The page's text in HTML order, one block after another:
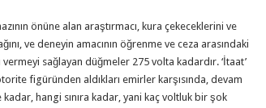
önüne alan araştırmacı, kura çekeceklerini ve
ve deneyin amacının öğrenme ve ceza arasındaki
sağlayan düğmeler 275 volta kadardır. ‘İtaat’
figüründen aldıkları emirler karşısında, devam
hangi sınıra kadar, yani kaç voltluk bir şok